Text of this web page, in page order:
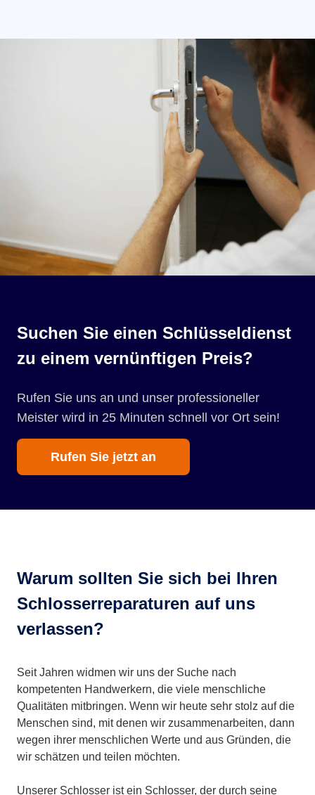
Suchen Sie einen Schlüsseldienst
zu einem vernünftigen Preis?
Rufen Sie uns an und unser professioneller
Meister wird in 25 Minuten schnell vor Ort sein!
Rufen Sie jetzt an
Warum sollten Sie sich bei Ihren
Schlosserreparaturen auf uns
verlassen?
Seit Jahren widmen wir uns der Suche nach
kompetenten Handwerkern, die viele menschliche
Qualitäten mitbringen. Wenn wir heute sehr stolz auf die
Menschen sind, mit denen wir zusammenarbeiten, dann
wegen ihrer menschlichen Werte und aus Gründen, die
wir schätzen und teilen möchten.
Unserer Schlosser ist ein Schlosser, der durch seine